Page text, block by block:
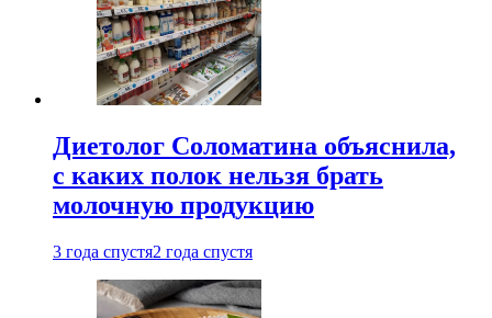
Диетолог Соломатина объяснила,
с каких полок нельзя брать
молочную продукцию
3 года спустя2 года спустя